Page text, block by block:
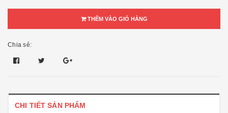
THÊM VÀO GIỎ HÀNG
Chia sẻ:
CHI TIẾT SẢN PHẨM